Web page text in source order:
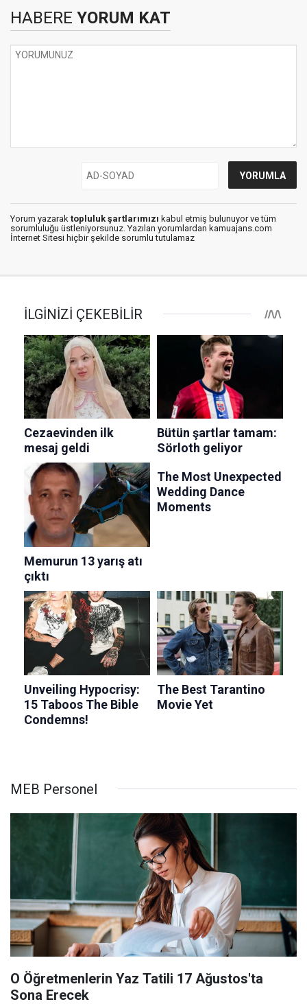
HABERE YORUM KAT
Yorum yazarak topluluk şartlarımızı kabul etmiş bulunuyor ve tüm
sorumluluğu üstleniyorsunuz. Yazılan yorumlardan kamuajans.com
İnternet Sitesi hiçbir şekilde sorumlu tutulamaz
MEB Personel
O Öğretmenlerin Yaz Tatili 17 Ağustos'ta
Sona Erecek